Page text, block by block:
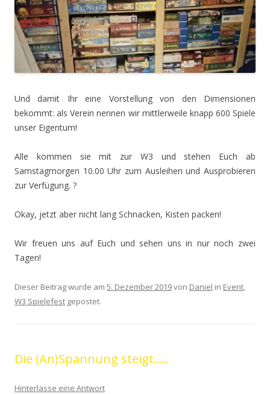
Und damit Ihr eine Vorstellung von den Dimensionen
bekommt: als Verein nennen wir mittlerweile knapp 600 Spiele
unser Eigentum!
Alle kommen sie mit zur W3 und stehen Euch ab
Samstagmorgen 10.00 Uhr zum Ausleihen und Ausprobieren
zur Verfügung. ?
Okay, jetzt aber nicht lang Schnacken, Kisten packen!
Wir freuen uns auf Euch und sehen uns in nur noch zwei
Tagen!
Dieser Beitrag wurde am 5. Dezember 2019von Daniel in Event,
W3 Spielefest gepostet.
Die (An)Spannung steigt…..
Hinterlasse eine Antwort